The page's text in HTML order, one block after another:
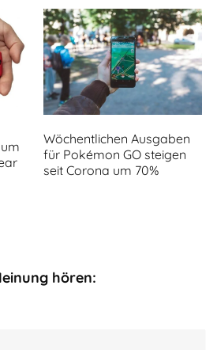
Wöchentlichen Ausgaben
für Pokémon GO steigen
seit Corona um 70%
hören: